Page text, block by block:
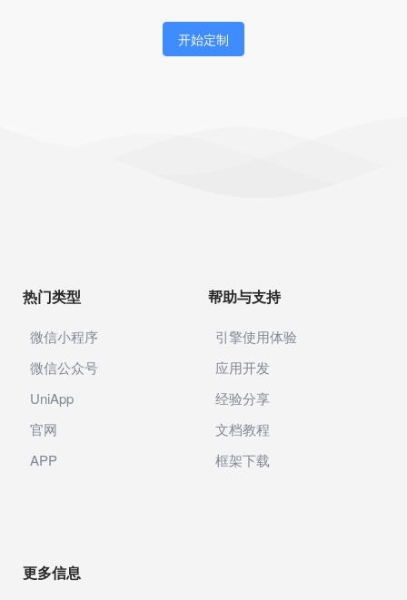
开始定制
热门类型
微信小程序
微信公众号
UniApp
官网
APP
帮助与支持
引擎使用体验
应用开发
经验分享
文档教程
框架下载
更多信息